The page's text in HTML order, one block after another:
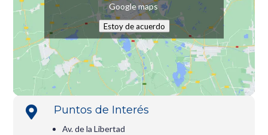
Google maps
Estoy de acuerdo
 Puntos de Interés
Av. de la Libertad